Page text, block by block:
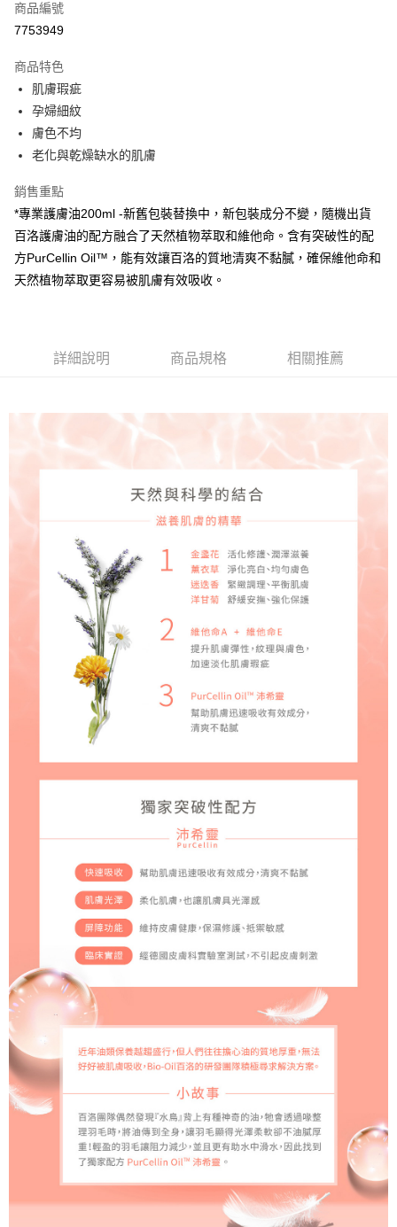
信用卡分期付款
合作金庫商業銀行
華南商業銀行
上海商業儲蓄銀行
國泰世華商業銀行
臺灣中小企業銀行
聯邦商業銀行
元大商業銀行
永豐商業銀行
台新國際商業銀行
中國信託商業銀行
台灣樂天信用卡公司
超商取貨付款
LINE Pay
Apple Pay
悠遊付
AFTEE先享後付
相關說明
【關於「AFTEE先享後付」】
２．便利：只要手機號碼，簡訊認證，即可結帳。
３．安心：先確認商品／服務後，再付款。
１．於結帳方式選擇「AFTEE先享後付」後，將跳轉至「AFTEE先享後付」
結帳頁面，進行簡訊認證並確認金額後，即可完成結帳。
２．訂單成立數日內，您將收到繳費通知簡訊。
３．收到繳費通知簡訊後14天內，點擊此簡訊中的連結，可透過四大超商／
※ 請注意：結帳手續完成當下不需立刻繳費，但若您需要取消訂單，請聯絡
※ 交易是否成功請以「AFTEE先享後付 」之結帳頁面顯示為準，若有關於
是否繳費成功／繳費後需取消欲退款等相關疑問，請聯繫「AFTEE先享後付
客戶支援中心」https://netprotections.freshdesk.com/support/home
１．透過由恩沛科技股份有限公司提供之「AFTEE先享後付」服務完成之交
易，需依本服務之必要範圍內提供個人資料，並將交易相關給付款項請求債
權轉讓予恩沛科技股份有限公司。
２．關於個人資料處理事宜，請瀏覽以下網址：
https://aftee.tw/terms/#terms3
３．未成年的使用者請事先徵得法定代理人或監護人之同意方可使用
「AFTEE先享後付」，若未經同意申辦者引起之損失，本公司不負相關責
４．使用「AFTEE先享後付」時，將依據個別帳號之用戶狀況，依本公司即
時審查核予不同之上限額度；若仍有額度不足之情形，本公司將視審查結果
請求用戶進行身份認證。
５．嚴禁一人註冊多個帳號或使用他人資訊註冊。若發現惡意使用之情形，
恩沛科技股份有限公司將有權停止該用戶之使用額度並採取法律行動。
每筆NT$60，滿NT$590(含以上)免運費
付款後7-11取貨
每筆NT$60，滿NT$590(含以上)免運費
每筆NT$100，滿NT$590(含以上)免運費
每筆NT$150，滿NT$1,000(含以上)免運費
商品編號
7753949
商品特色
肌膚瑕疵
孕婦細紋
膚色不均
老化與乾燥缺水的肌膚
銷售重點
*專業護膚油200ml -新舊包裝替換中，新包裝成分不變，隨機出貨
百洛護膚油的配方融合了天然植物萃取和維他命。含有突破性的配
方PurCellin Oil™，能有效讓百洛的質地清爽不黏膩，確保維他命和
天然植物萃取更容易被肌膚有效吸收。
詳細說明 商品規格 相關推薦